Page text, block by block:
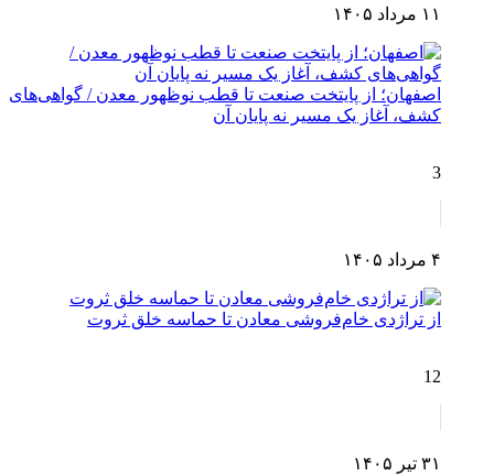
۱۱ مرداد ۱۴۰۵
اصفهان؛ از پایتخت صنعت تا قطب نوظهور معدن / گواهی‌های
کشف، آغاز یک مسیر نه پایان آن
3
۴ مرداد ۱۴۰۵
از تراژدی خام‌فروشی معادن تا حماسه خلق ثروت
12
۳۱ تیر ۱۴۰۵